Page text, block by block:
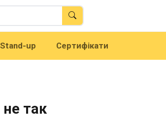
Stand-up Сертифікати
так